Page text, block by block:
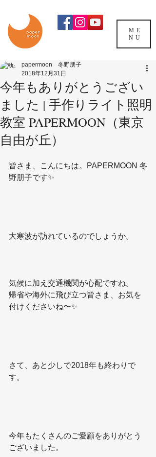
ME
NU
今年もありがとうござい
ました | 手作りライト照明
教室 PAPERMOON（東京
自由が丘）
papermoon 冬野朋子
2018年12月31日
皆さま、こんにちは。PAPERMOON 冬
野朋子です✨
大寒波が訪れているのでしょうか。
気候に加え交通機関が心配ですね。
帰省や海外に飛び立つ皆さま、お気を
付けくださいね〜✨
さて、あと少しで2018年も終わりで
す。
今年もたくさんのご愛顧をありがとう
ございました。